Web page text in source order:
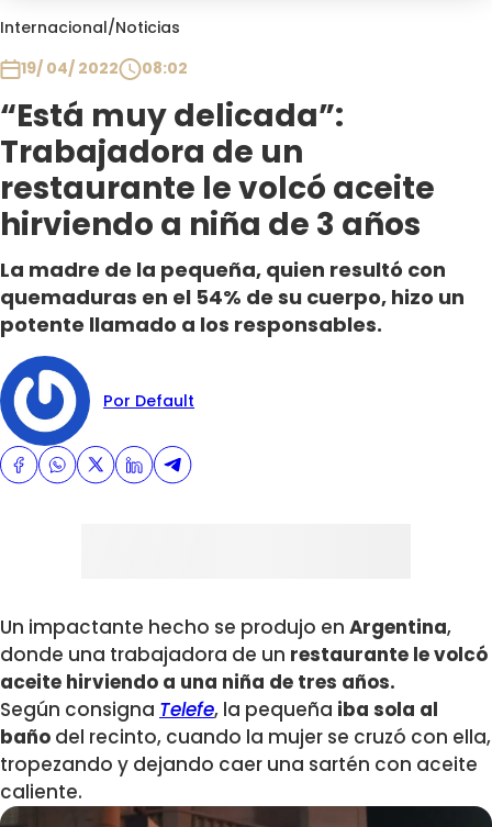
Internacional/Noticias
19/ 04/ 2022
08:02
“Está muy delicada”:
Trabajadora de un
restaurante le volcó aceite
hirviendo a niña de 3 años
La madre de la pequeña, quien resultó con
quemaduras en el 54% de su cuerpo, hizo un
potente llamado a los responsables.
Por Default
Un impactante hecho se produjo en Argentina,
donde una trabajadora de un restaurante le volcó
aceite hirviendo a una niña de tres años.
Según consigna Telefe, la pequeña iba sola al
baño del recinto, cuando la mujer se cruzó con ella,
tropezando y dejando caer una sartén con aceite
caliente.
Club De La Comedia
Plan Perfecto
El Tiempo
Sabingo
Todos Los Programas